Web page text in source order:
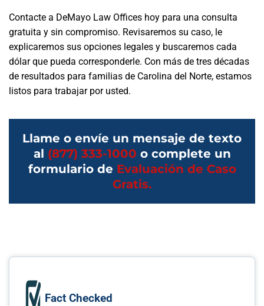
Contacte a DeMayo Law Offices hoy para una consulta
gratuita y sin compromiso. Revisaremos su caso, le
explicaremos sus opciones legales y buscaremos cada
dólar que pueda corresponderle. Con más de tres décadas
de resultados para familias de Carolina del Norte, estamos
listos para trabajar por usted.
Llame o envíe un mensaje de texto
al (877) 333-1000 o complete un
formulario de Evaluación de Caso
Gratis.
Fact Checked